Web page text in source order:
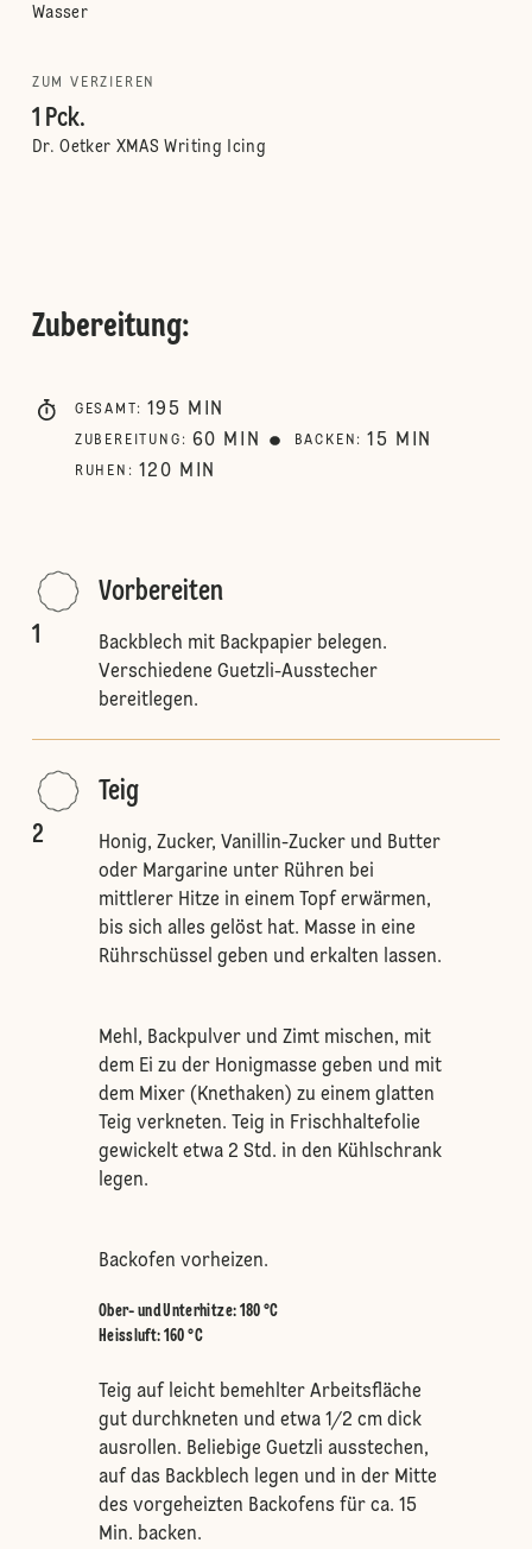
Wasser
ZUM VERZIEREN
1 Pck.
Dr. Oetker XMAS Writing Icing
Zubereitung:
GESAMT : 195 MIN
ZUBEREITUNG : 60 MIN BACKEN : 15 MIN
RUHEN : 120 MIN
1
Vorbereiten
Backblech mit Backpapier belegen.
Verschiedene Guetzli-Ausstecher
bereitlegen.
2
Teig
Honig, Zucker, Vanillin-Zucker und Butter
oder Margarine unter Rühren bei
mittlerer Hitze in einem Topf erwärmen,
bis sich alles gelöst hat. Masse in eine
Rührschüssel geben und erkalten lassen.
Mehl, Backpulver und Zimt mischen, mit
dem Ei zu der Honigmasse geben und mit
dem Mixer (Knethaken) zu einem glatten
Teig verkneten. Teig in Frischhaltefolie
gewickelt etwa 2 Std. in den Kühlschrank
legen.
Backofen vorheizen.
Ober- und Unterhitze: 180 °C
Heissluft: 160 °C
Teig auf leicht bemehlter Arbeitsfläche
gut durchkneten und etwa 1/2 cm dick
ausrollen. Beliebige Guetzli ausstechen,
auf das Backblech legen und in der Mitte
des vorgeheizten Backofens für ca. 15
Min. backen.